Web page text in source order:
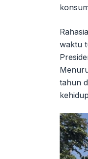
waktu
tahun